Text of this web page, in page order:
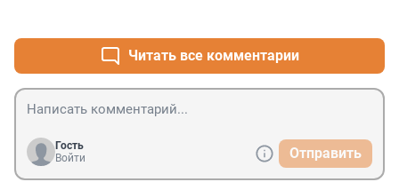
Читать все комментарии
Гость
Войти
Отправить